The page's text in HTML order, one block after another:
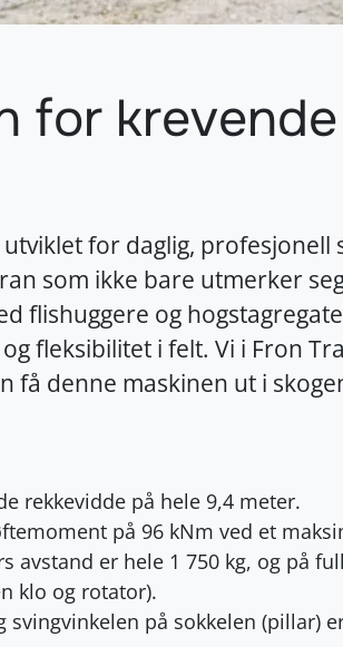
for
for daglig,
som ikke bare utmerker
flishuggere og
fleksibilitet i felt. Vi i Fron
få denne maskinen ut i
rekkevidde på hele 9,4 meter.
på 96 kNm ved et
avstand er hele 1 750 kg, og på full
klo og rotator).
på sokkelen (pillar)